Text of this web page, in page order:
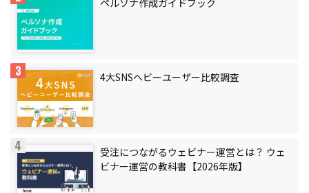
4大SNSヘビーユーザー比較調査
受注につながるウェビナー運営とは？ ウェ
ビナー運営の教科書【2026年版】